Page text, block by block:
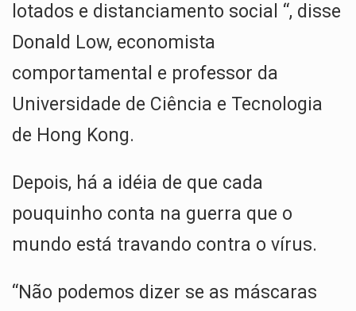
lotados e distanciamento social “, disse
Donald Low, economista
comportamental e professor da
Universidade de Ciência e Tecnologia
de Hong Kong.
Depois, há a idéia de que cada
pouquinho conta na guerra que o
mundo está travando contra o vírus.
“Não podemos dizer se as máscaras